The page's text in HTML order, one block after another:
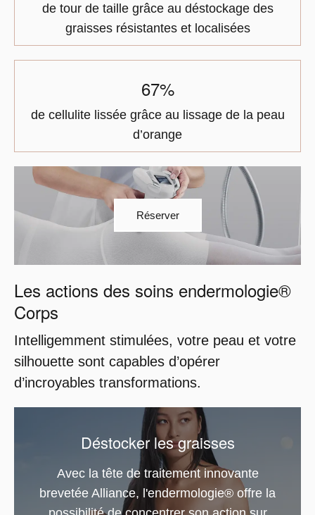
de tour de taille grâce au déstockage des
graisses résistantes et localisées
67%
de cellulite lissée grâce au lissage de la peau
d’orange
Réserver
Les actions des soins endermologie®
Corps
Intelligemment stimulées, votre peau et votre
silhouette sont capables d’opérer
d’incroyables transformations.
Déstocker les graisses
Avec la tête de traitement innovante
brevetée Alliance, l'endermologie® offre la